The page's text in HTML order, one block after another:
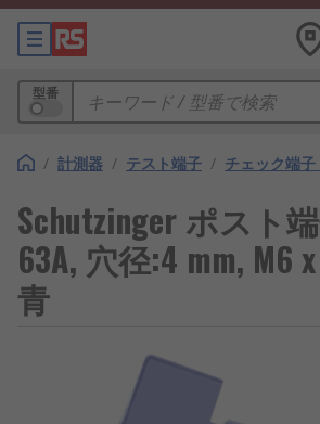
型番
/ 計測器 / テスト端子 / チェック端
Schutzinger ポスト
63A, 穴径:4 mm, M6
青